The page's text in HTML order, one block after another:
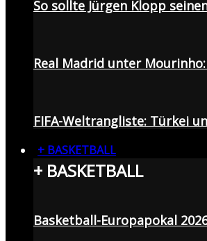
So sollte Jürgen Klopp
Real Madrid unter
FIFA-Weltrangliste: Türkei
+ BASKETBALL
+ BASKETBALL
Basketball-Europapokal